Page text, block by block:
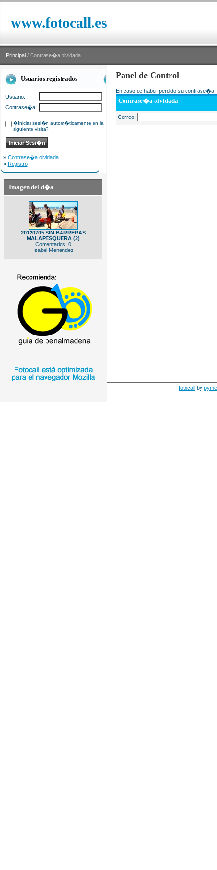
www.fotocall.es
Principal / Contrase�a olvidada
Usuarios registrados
Usuario:
Contrase�a:
�Iniciar sesi�n autom�ticamente en la
siguiente visita?
» Contrase�a olvidada
» Registro
Imagen del d�a
20120705 SIN BARRERAS
MALAPESQUERA (2)
Comentarios: 0
Isabel Menendez
Panel de Control
En caso de haber perdido su
Contrase�a olvidada
Correo:
fotocall by